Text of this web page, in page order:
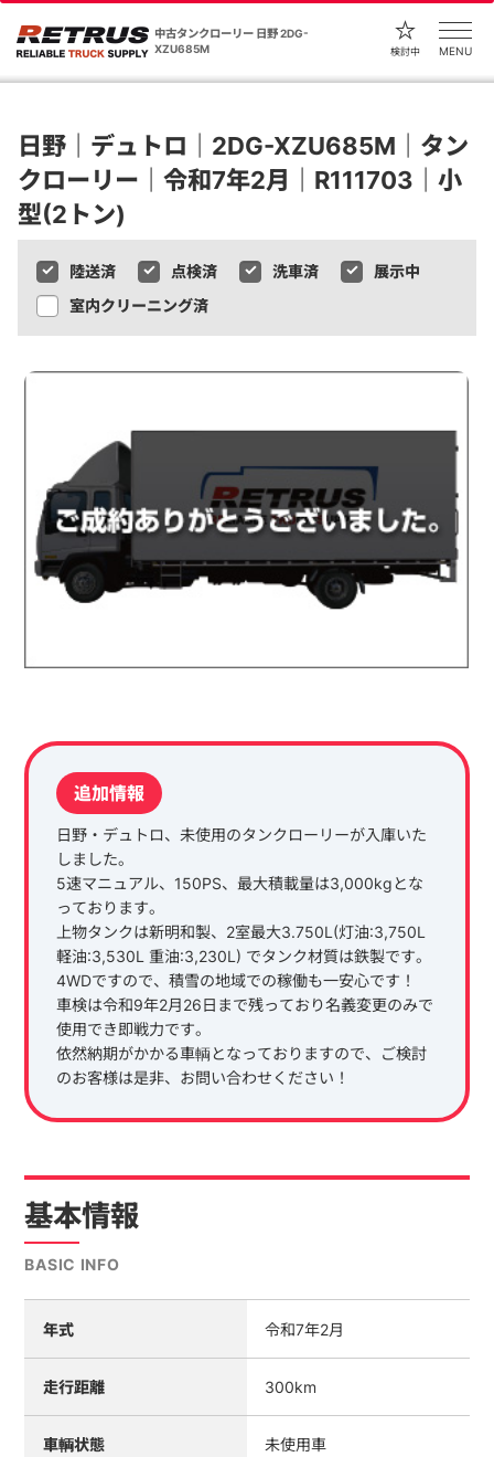
中古タンクローリー 日野 2DG-
XZU685M
検討中 MENU
日野｜デュトロ｜2DG-XZU685M｜タン
クローリー｜令和7年2月｜R111703｜小
型(2トン)
陸送済 点検済 洗車済
展示中
室内クリーニング済
追加情報
日野・デュトロ、未使用のタンクローリーが入庫いた
しました。
5速マニュアル、150PS、最大積載量は3,000kgとな
っております。
上物タンクは新明和製、2室最大3.750L(灯油:3,750L
軽油:3,530L 重油:3,230L) でタンク材質は鉄製です。
4WDですので、積雪の地域での稼働も一安心です！
車検は令和9年2月26日まで残っており名義変更のみで
使用でき即戦力です。
依然納期がかかる車輌となっておりますので、ご検討
のお客様は是非、お問い合わせください！
基本情報
BASIC INFO
年式 令和7年2月
走行距離 300km
車輌状態 未使用車